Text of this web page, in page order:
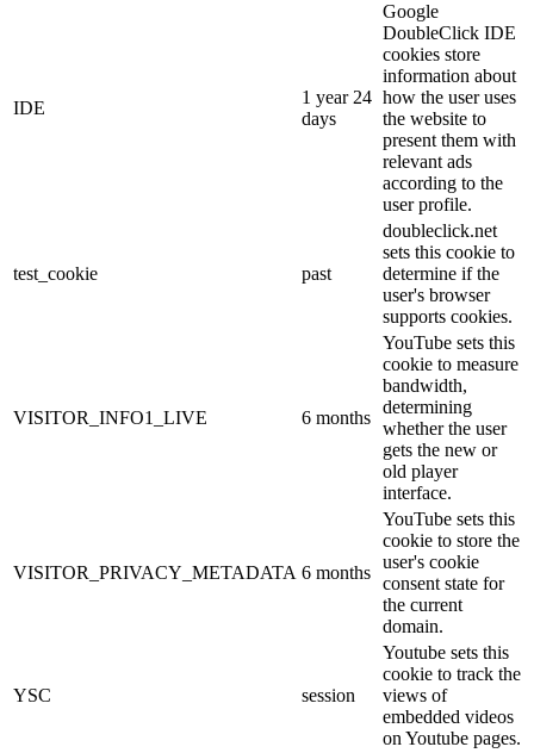
IDE
1 year 24
days
Google
DoubleClick IDE
cookies store
information about
how the user uses
the website to
present them with
relevant ads
according to the
user profile.
test_cookie past
doubleclick.net
sets this cookie to
determine if the
user's browser
supports cookies.
VISITOR_INFO1_LIVE 6 months
YouTube sets this
cookie to measure
bandwidth,
determining
whether the user
gets the new or
old player
interface.
VISITOR_PRIVACY_METADATA 6 months
YouTube sets this
cookie to store the
user's cookie
consent state for
the current
domain.
YSC session
Youtube sets this
cookie to track the
views of
embedded videos
on Youtube pages.